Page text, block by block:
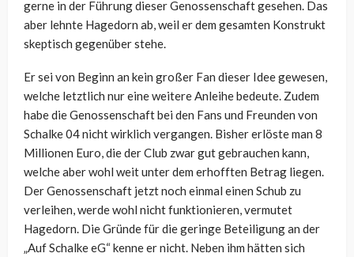
gerne in der Führung dieser Genossenschaft gesehen. Das
aber lehnte Hagedorn ab, weil er dem gesamten Konstrukt
skeptisch gegenüber stehe.
Er sei von Beginn an kein großer Fan dieser Idee gewesen,
welche letztlich nur eine weitere Anleihe bedeute. Zudem
habe die Genossenschaft bei den Fans und Freunden von
Schalke 04 nicht wirklich vergangen. Bisher erlöste man 8
Millionen Euro, die der Club zwar gut gebrauchen kann,
welche aber wohl weit unter dem erhofften Betrag liegen.
Der Genossenschaft jetzt noch einmal einen Schub zu
verleihen, werde wohl nicht funktionieren, vermutet
Hagedorn. Die Gründe für die geringe Beteiligung an der
„Auf Schalke eG“ kenne er nicht. Neben ihm hätten sich